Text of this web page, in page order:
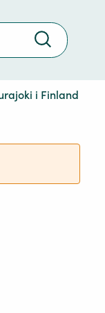
Trykk
søke
i Finland